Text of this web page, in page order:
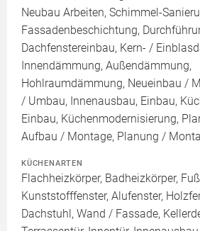
Neubau Arbeiten, Schimmel-
Fassadenbeschichtung,
Dachfenstereinbau, Kern- /
Innendämmung, Außendämmung,
Hohlraumdämmung, Neueinbau /
/ Umbau, Innenausbau, Einbau,
Einbau, Küchenmodernisierung,
Aufbau / Montage, Planung /
KÜCHENARTEN
Flachheizkörper, Badheizkörper,
Kunststofffenster, Alufenster,
Dachstuhl, Wand / Fassade,